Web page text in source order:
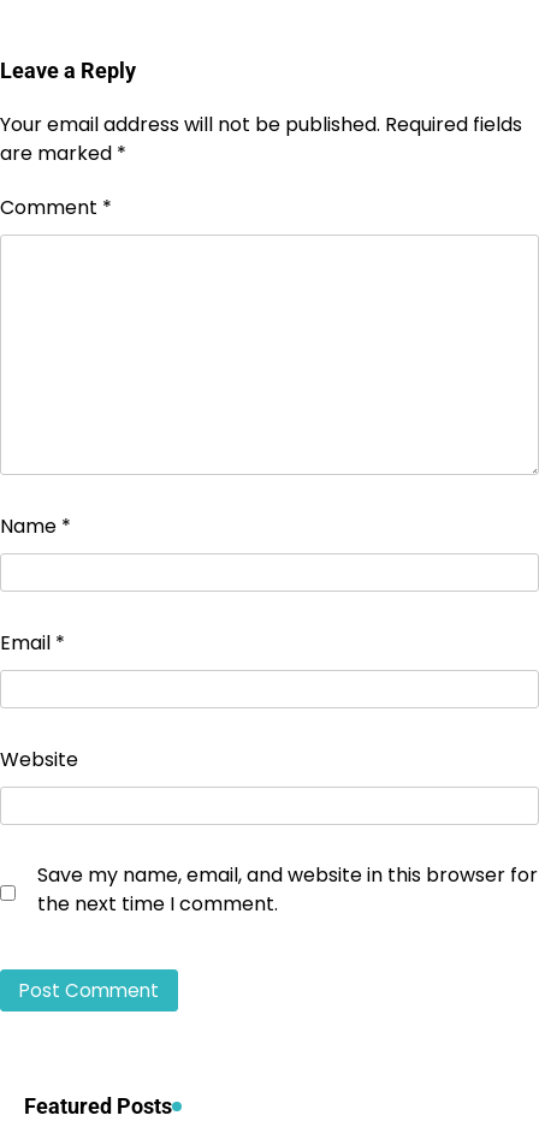
Leave a Reply
Your email address will not be published. Required fields
are marked *
Comment *
Name *
Email *
Website
Save my name, email, and website in this browser for
the next time I comment.
Featured Posts